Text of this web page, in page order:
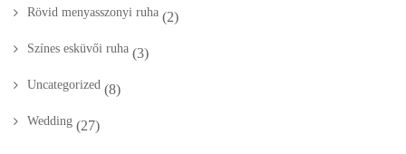
Rövid menyasszonyi ruha (2)
Színes esküvői ruha (3)
Uncategorized (8)
Wedding (27)